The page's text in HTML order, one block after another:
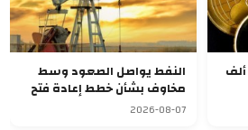
«بتكوين» تستقر قرب 65 ألف النفط يواصل الصعود وسط
مخاوف بشأن خطط إعادة فتح
مضيق هرمز
2026-08-07